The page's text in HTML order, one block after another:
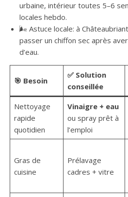
urbaine, intérieur toutes 5–6
locales hebdo.
🌬️ Astuce locale: à
passer un chiffon sec après
d’eau.
🎯 Besoin
✅ Solution
conseillée
Nettoyage
rapide
quotidien
Vinaigre + eau
ou spray prêt à
l’emploi
Gras de
cuisine
Prélavage
cadres + vitre